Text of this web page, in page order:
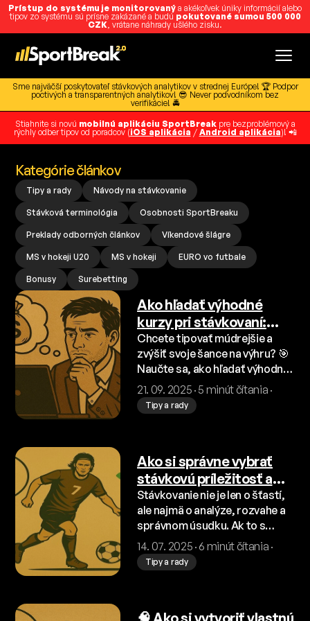
Prístup do systému je monitorovaný a akékoľvek úniky informácií alebo
tipov zo systému sú prísne zakázané a budú pokutované sumou 500 000
CZK, vrátane náhrady ušlého zisku.
Sme najväčší poskytovateľ stávkových analytikov v strednej Európe! 🏆 Podpor
poctivých a transparentných analytikov! 😎 Never podvodníkom bez
verifikácie! 🚔
Stiahnite si novú mobilnú aplikáciu SportBreakpre bezproblémový a
rýchly odber tipov od poradcov (iOS aplikácia / Android aplikácia)! 📲
Kategórie článkov
Tipy a rady Návody na stávkovanie
Stávková terminológia Osobnosti SportBreaku
Preklady odborných článkov Víkendové šlágre
MS v hokeji U20 MS v hokeji EURO vo futbale
Bonusy Surebetting
Ako hľadať výhodné
kurzy pri stávkovaní:
Tipy a triky 🎯
Chcete tipovať múdrejšie a
zvýšiť svoje šance na výhru? 🎯
Naučte sa, ako hľadať výhodné
kurzy, využiť analýzu a správne
načasovanie, aby ste boli o
krok vpred pred stávkovými
21. 09. 2025 · 5 minút čítania ·
Tipy a rady
Ako si správne vybrať
stávkovú príležitosť a
zvýšiť šancu na výhru? 🎯
Stávkovanie nie je len o šťastí,
ale najmä o analýze, rozvahe a
správnom úsudku. Ak to s
tipovaním myslíte vážne,
nestačí len sledovať kurzy a
dúfať v šťastie. V tomto článku
čomu sa vyhnúť a ako si overiť,
14. 07. 2025 · 6 minút čítania ·
Tipy a rady